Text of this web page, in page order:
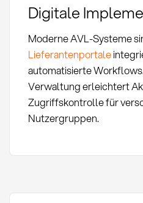
Digitale
Moderne AVL-Systeme
Lieferantenportale
automatisierte
Verwaltung erleichtert
Zugriffskontrolle für
Nutzergruppen.